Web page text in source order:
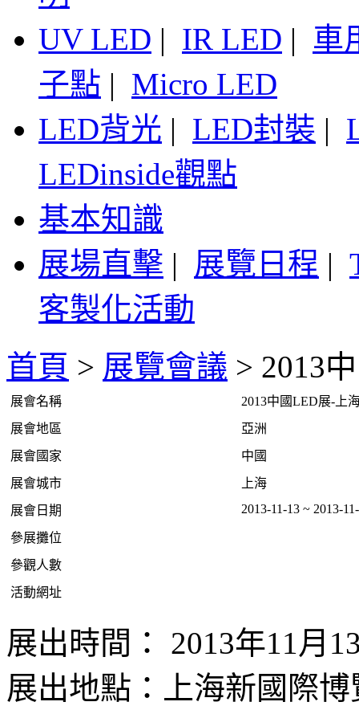
UV LED | IR LED | 車
子點 | Micro LED
LED背光 | LED封裝 |
LEDinside觀點
基本知識
展場直擊 | 展覽日程 |
客製化活動
首頁 > 展覽會議 > 2013
展會名稱
2013中國LED展-上
展會地區
亞洲
展會國家
中國
展會城市
上海
展會日期
2013-11-13 ~ 2013-
參展攤位
參觀人數
活動網址
展出時間： 2013年11月
展出地點：上海新國際